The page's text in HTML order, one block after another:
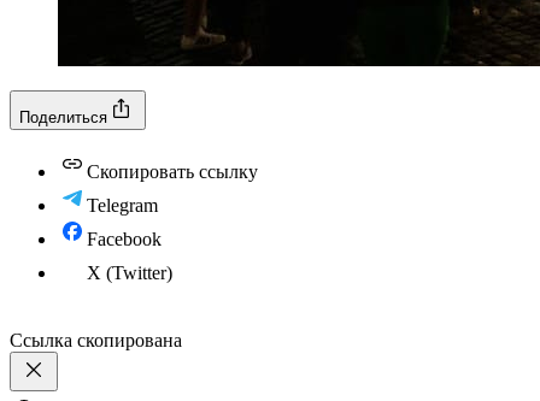
Поделиться
Скопировать ссылку
Telegram
Facebook
X (Twitter)
Ссылка скопирована